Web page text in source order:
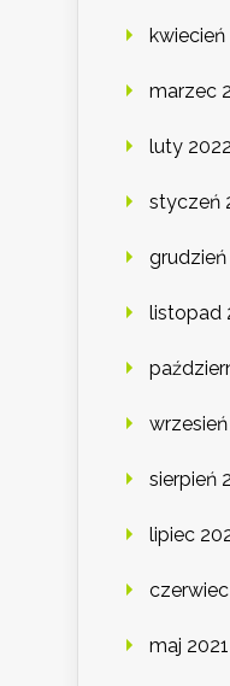
kwiecień
marzec
luty 2022
styczeń
grudzień
listopad
wrzesień
sierpień
lipiec
maj 2021